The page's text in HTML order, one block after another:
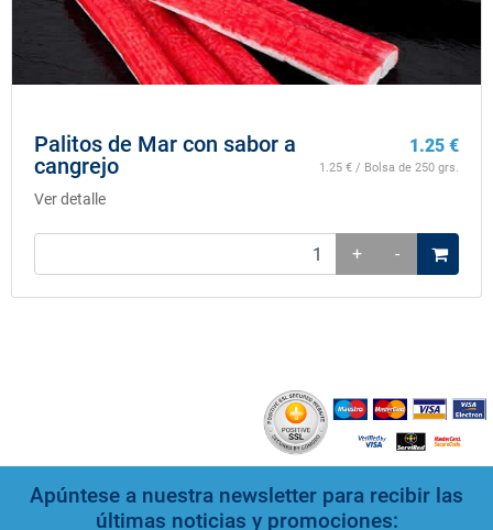
Palitos de Mar con sabor a
cangrejo
1.25 €
1.25 € / Bolsa de 250 grs.
Ver detalle
+ -
Apúntese a nuestra newsletter para recibir las
últimas noticias y promociones: